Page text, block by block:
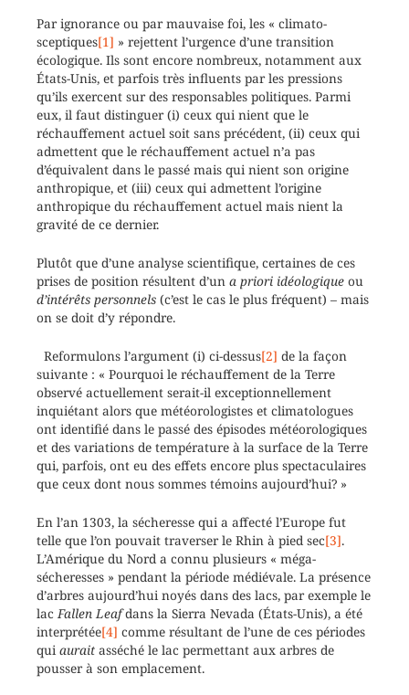
Par ignorance ou par mauvaise foi, les « climato-
sceptiques[1] » rejettent l’urgence d’une transition
écologique. Ils sont encore nombreux, notamment aux
États-Unis, et parfois très influents par les pressions
qu’ils exercent sur des responsables politiques. Parmi
eux, il faut distinguer (i) ceux qui nient que le
réchauffement actuel soit sans précédent, (ii) ceux qui
admettent que le réchauffement actuel n’a pas
d’équivalent dans le passé mais qui nient son origine
anthropique, et (iii) ceux qui admettent l’origine
anthropique du réchauffement actuel mais nient la
gravité de ce dernier.
Plutôt que d’une analyse scientifique, certaines de ces
prises de position résultent d’un a priori idéologique ou
d’intérêts personnels (c’est le cas le plus fréquent) – mais
on se doit d’y répondre.
Reformulons l’argument (i) ci-dessus[2] de la façon
suivante : « Pourquoi le réchauffement de la Terre
observé actuellement serait-il exceptionnellement
inquiétant alors que météorologistes et climatologues
ont identifié dans le passé des épisodes météorologiques
et des variations de température à la surface de la Terre
qui, parfois, ont eu des effets encore plus spectaculaires
que ceux dont nous sommes témoins aujourd’hui? »
En l’an 1303, la sécheresse qui a affecté l’Europe fut
telle que l’on pouvait traverser le Rhin à pied sec[3].
L’Amérique du Nord a connu plusieurs « méga-
sécheresses » pendant la période médiévale. La présence
d’arbres aujourd’hui noyés dans des lacs, par exemple le
lacFallen Leafdans la Sierra Nevada (États-Unis), a été
interprétée[4] comme résultant de l’une de ces périodes
quiaurait asséché le lac permettant aux arbres de
pousser à son emplacement.